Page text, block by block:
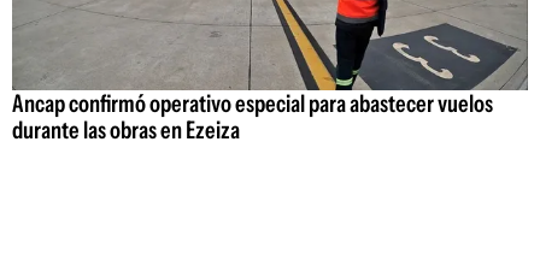
Ancap confirmó operativo especial para abastecer vuelos
durante las obras en Ezeiza